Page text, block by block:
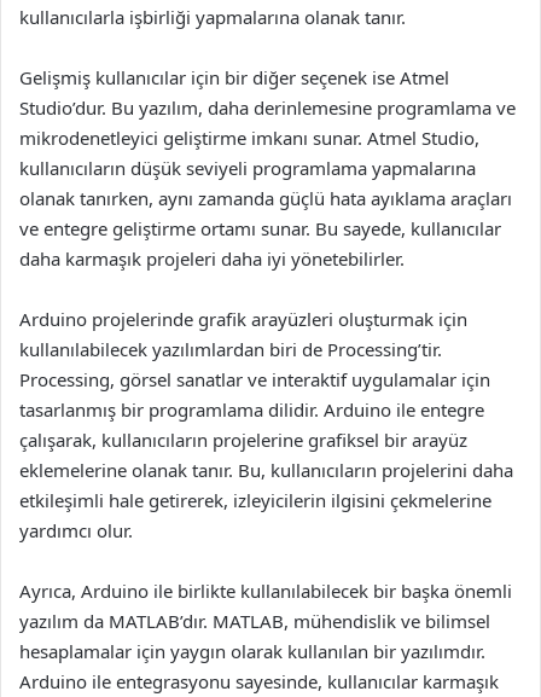
kullanıcılarla işbirliği yapmalarına olanak tanır.
Gelişmiş kullanıcılar için bir diğer seçenek ise Atmel
Studio’dur. Bu yazılım, daha derinlemesine programlama ve
mikrodenetleyici geliştirme imkanı sunar. Atmel Studio,
kullanıcıların düşük seviyeli programlama yapmalarına
olanak tanırken, aynı zamanda güçlü hata ayıklama araçları
ve entegre geliştirme ortamı sunar. Bu sayede, kullanıcılar
daha karmaşık projeleri daha iyi yönetebilirler.
Arduino projelerinde grafik arayüzleri oluşturmak için
kullanılabilecek yazılımlardan biri de Processing’tir.
Processing, görsel sanatlar ve interaktif uygulamalar için
tasarlanmış bir programlama dilidir. Arduino ile entegre
çalışarak, kullanıcıların projelerine grafiksel bir arayüz
eklemelerine olanak tanır. Bu, kullanıcıların projelerini daha
etkileşimli hale getirerek, izleyicilerin ilgisini çekmelerine
yardımcı olur.
Ayrıca, Arduino ile birlikte kullanılabilecek bir başka önemli
yazılım da MATLAB’dır. MATLAB, mühendislik ve bilimsel
hesaplamalar için yaygın olarak kullanılan bir yazılımdır.
Arduino ile entegrasyonu sayesinde, kullanıcılar karmaşık